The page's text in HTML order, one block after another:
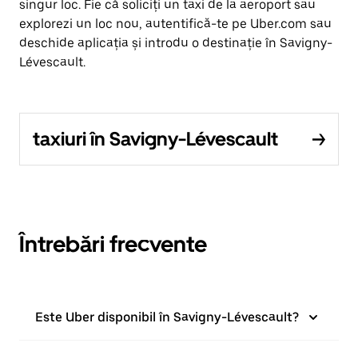
singur loc. Fie că soliciți un taxi de la aeroport sau
explorezi un loc nou, autentifică-te pe Uber.com sau
deschide aplicația și introdu o destinație în Savigny-
Lévescault.
taxiuri în Savigny-Lévescault
Întrebări frecvente
Este Uber disponibil în Savigny-Lévescault?